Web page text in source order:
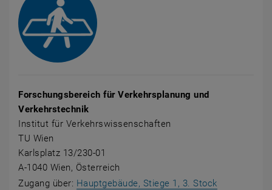
Forschungsbereich für Verkehrsplanung und
Verkehrstechnik
Institut für Verkehrswissenschaften
TU Wien
Karlsplatz 13/230-01
A-1040 Wien, Österreich
Zugang über: Hauptgebäude, Stiege 1, 3. Stock, öffnet eine